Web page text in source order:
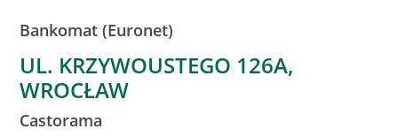
Bankomat (Euronet)
UL. KRZYWOUSTEGO 126A,
WROCŁAW
Castorama